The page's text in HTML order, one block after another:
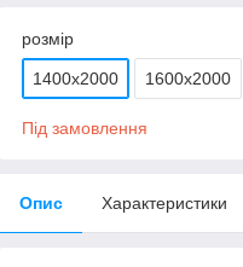
розмір
1400х2000 1600х2000
Під замовлення
Опис Характеристики